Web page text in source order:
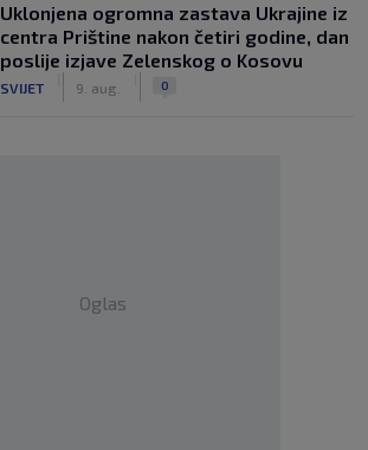
Uklonjena ogromna zastava Ukrajine iz
centra Prištine nakon četiri godine, dan
poslije izjave Zelenskog o Kosovu
SVIJET 9. aug. 0
Oglas